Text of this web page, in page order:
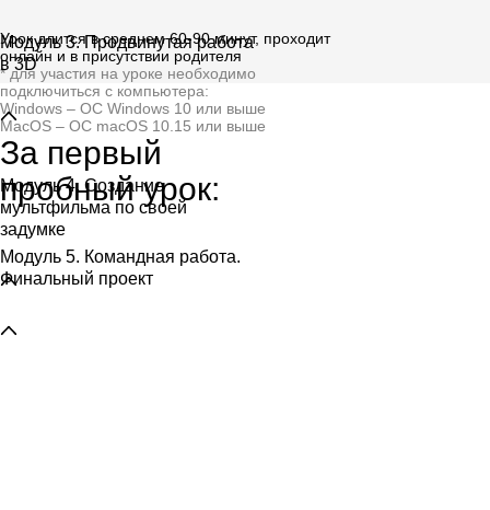
Урок длится в среднем 60-90 минут, проходит
онлайн и в присутствии родителя
* для участия на уроке необходимо
подключиться с компьютера:
Windows – ОС Windows 10 или выше
MacOS – ОС macOS 10.15 или выше
За первый
пробный урок:
Модуль 3. Продвинутая работа
в 3D
Модуль 4. Создание
мультфильма по своей
задумке
Модуль 5. Командная работа.
Финальный проект